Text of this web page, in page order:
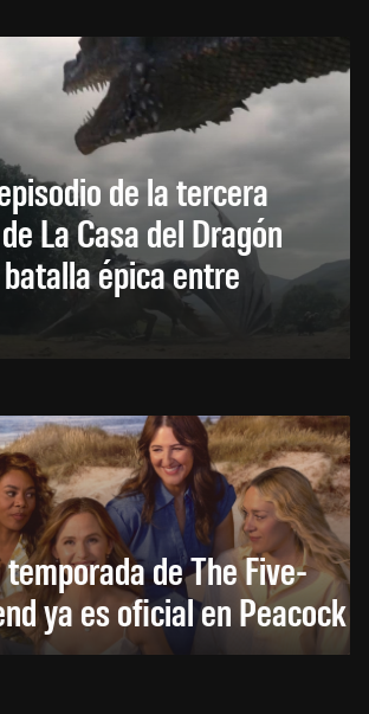
de la tercera
La Casa del Dragón
épica entre
de The Five-
ya es oficial en Peacock